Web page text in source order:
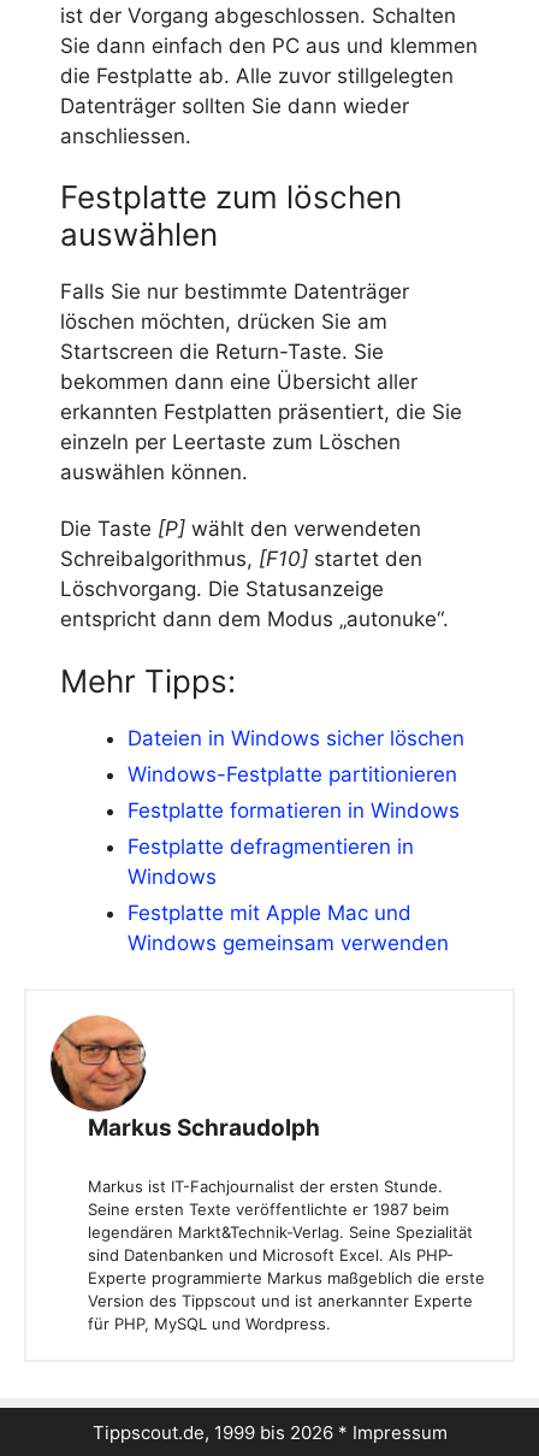
ist der Vorgang abgeschlossen. Schalten
Sie dann einfach den PC aus und klemmen
die Festplatte ab. Alle zuvor stillgelegten
Datenträger sollten Sie dann wieder
anschliessen.
Festplatte zum löschen
auswählen
Falls Sie nur bestimmte Datenträger
löschen möchten, drücken Sie am
Startscreen die Return-Taste. Sie
bekommen dann eine Übersicht aller
erkannten Festplatten präsentiert, die Sie
einzeln per Leertaste zum Löschen
auswählen können.
Die Taste [P] wählt den verwendeten
Schreibalgorithmus, [F10] startet den
Löschvorgang. Die Statusanzeige
entspricht dann dem Modus „autonuke“.
Mehr Tipps:
Dateien in Windows sicher löschen
Windows-Festplatte partitionieren
Festplatte formatieren in Windows
Festplatte defragmentieren in
Windows
Festplatte mit Apple Mac und
Windows gemeinsam verwenden
Markus Schraudolph
Markus ist IT-Fachjournalist der ersten Stunde.
Seine ersten Texte veröffentlichte er 1987 beim
legendären Markt&Technik-Verlag. Seine Spezialität
sind Datenbanken und Microsoft Excel. Als PHP-
Experte programmierte Markus maßgeblich die erste
Version des Tippscout und ist anerkannter Experte
für PHP, MySQL und Wordpress.
Tippscout.de, 1999 bis 2026 * Impressum